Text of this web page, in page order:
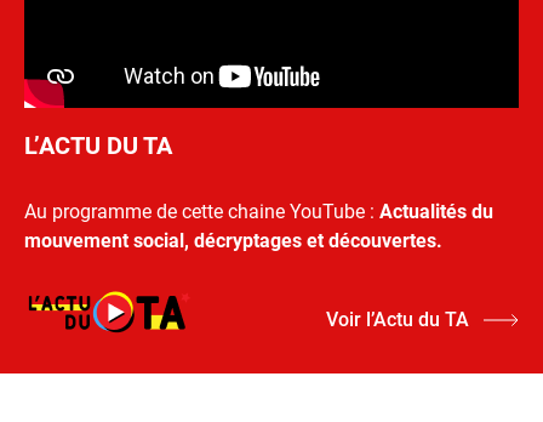
L’ACTU DU TA
Au programme de cette chaine YouTube : Actualités du
mouvement social, décryptages et découvertes.
Voir l’Actu du TA